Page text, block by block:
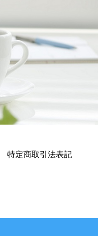
特定商取引法表記